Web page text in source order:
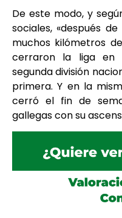
De este modo, y
sociales, «después
muchos kilómetros
cerraron la liga en
segunda división
primera. Y en la
cerró el fin de
gallegas con su